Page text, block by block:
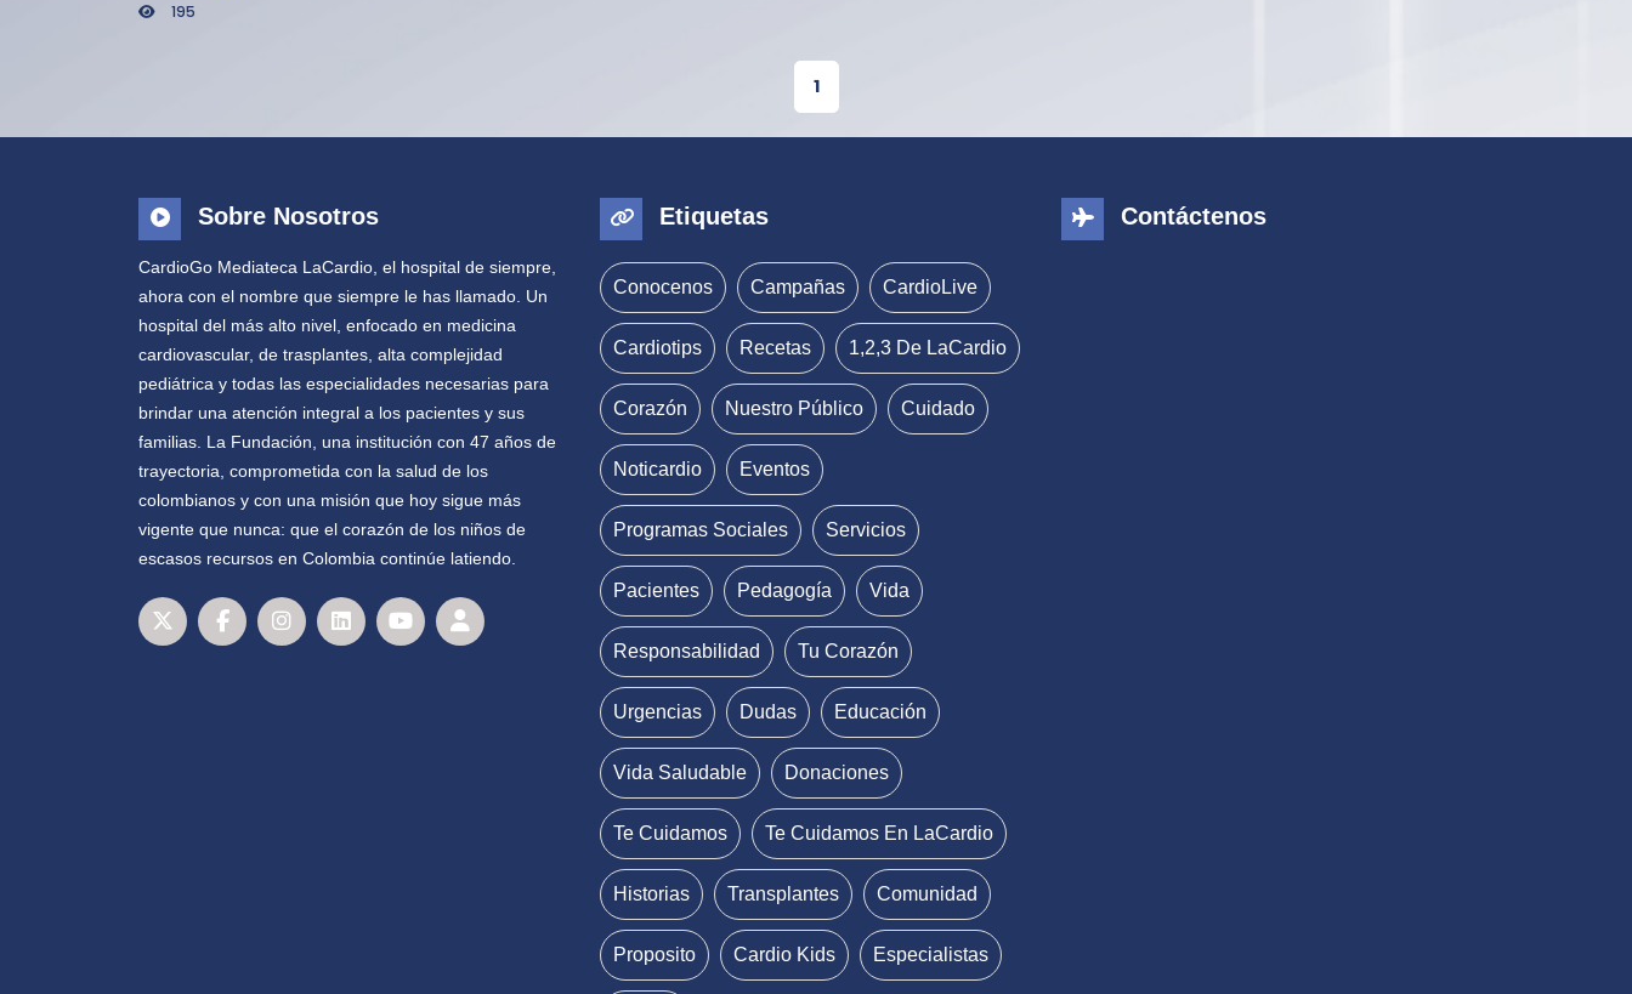
195
1
Sobre Nosotros
CardioGo Mediateca LaCardio, el hospital de siempre,
ahora con el nombre que siempre le has llamado. Un
hospital del más alto nivel, enfocado en medicina
cardiovascular, de trasplantes, alta complejidad
pediátrica y todas las especialidades necesarias para
brindar una atención integral a los pacientes y sus
familias. La Fundación, una institución con 47 años de
trayectoria, comprometida con la salud de los
colombianos y con una misión que hoy sigue más
vigente que nunca: que el corazón de los niños de
escasos recursos en Colombia continúe latiendo.
Etiquetas
Conocenos Campañas CardioLive
Cardiotips Recetas 1,2,3 De LaCardio
Corazón Nuestro Público Cuidado
Noticardio Eventos
Programas Sociales Servicios
Pacientes Pedagogía Vida
Responsabilidad Tu Corazón
Urgencias Dudas Educación
Vida Saludable Donaciones
Te Cuidamos Te Cuidamos En LaCardio
Historias Transplantes Comunidad
Proposito Cardio Kids Especialistas
Contáctenos